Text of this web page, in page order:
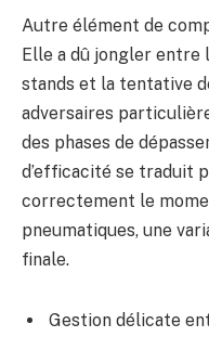
Autre élément de
Elle a dû jongler entre
stands et la tentative
adversaires
des phases de
d’efficacité se traduit
correctement le
pneumatiques, une
finale.
Gestion délicate